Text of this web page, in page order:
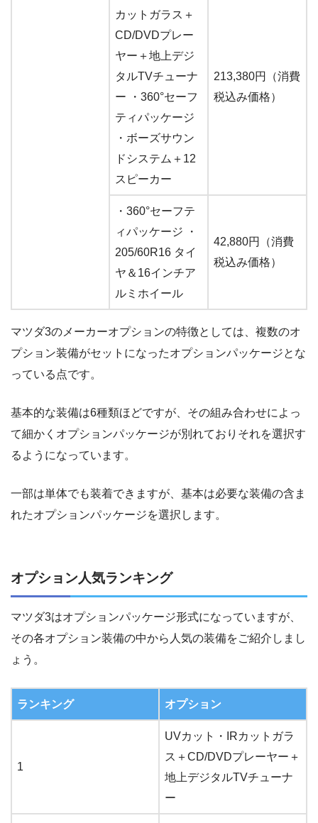
カットガラス＋
CD/DVDプレー
ヤー＋地上デジ
タルTVチューナ
ー ・360°セーフ
ティパッケージ
・ボーズサウン
ドシステム＋12
スピーカー
213,380円（消費
税込み価格）
・360°セーフテ
ィパッケージ ・
205/60R16 タイ
ヤ＆16インチア
ルミホイール
42,880円（消費
税込み価格）
マツダ3のメーカーオプションの特徴としては、複数のオ
プション装備がセットになったオプションパッケージとな
っている点です。
基本的な装備は6種類ほどですが、その組み合わせによっ
て細かくオプションパッケージが別れておりそれを選択す
るようになっています。
一部は単体でも装着できますが、基本は必要な装備の含ま
れたオプションパッケージを選択します。
オプション人気ランキング
マツダ3はオプションパッケージ形式になっていますが、
その各オプション装備の中から人気の装備をご紹介しまし
ょう。
ランキング オプション
1
UVカット・IRカットガラ
ス＋CD/DVDプレーヤー＋
地上デジタルTVチューナ
ー